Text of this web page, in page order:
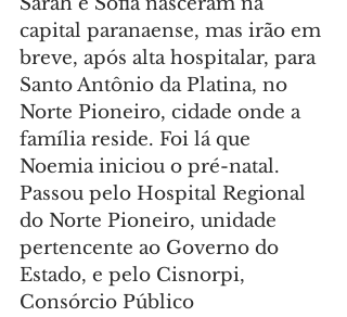
capital paranaense, mas irão em
breve, após alta hospitalar, para
Santo Antônio da Platina, no
Norte Pioneiro, cidade onde a
família reside. Foi lá que
Noemia iniciou o pré-natal.
Passou pelo Hospital Regional
do Norte Pioneiro, unidade
pertencente ao Governo do
Estado, e pelo Cisnorpi,
Consórcio Público